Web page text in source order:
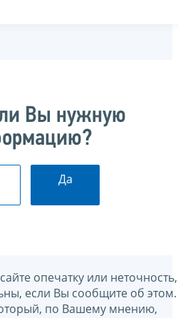
Вы нужную
Да
опечатку или неточность,
если Вы сообщите об этом.
по Вашему мнению,